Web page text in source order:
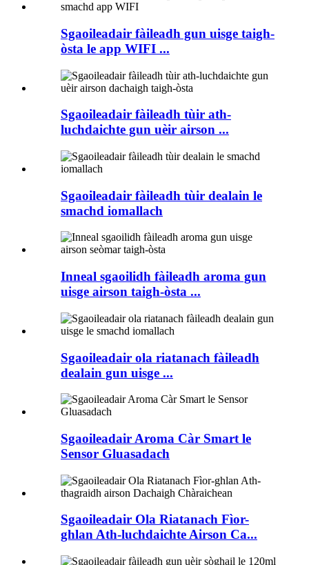
Sgaoileadair fàileadh gun uisge taigh-
òsta le app WIFI ...
Sgaoileadair fàileadh tùir ath-
luchdaichte gun uèir airson ...
Sgaoileadair fàileadh tùir dealain le
smachd iomallach
Inneal sgaoilidh fàileadh aroma gun
uisge airson taigh-òsta ...
Sgaoileadair ola riatanach fàileadh
dealain gun uisge ...
Sgaoileadair Aroma Càr Smart le
Sensor Gluasadach
Sgaoileadair Ola Riatanach Fìor-
ghlan Ath-luchdaichte Airson Ca...